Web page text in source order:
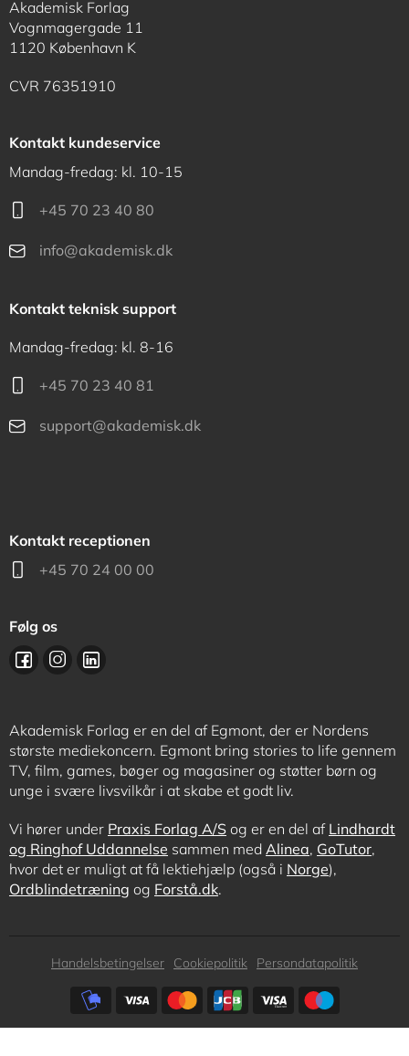
Akademisk Forlag
Vognmagergade 11
1120 København K
CVR 76351910
Kontakt kundeservice
Mandag-fredag: kl. 10-15
+45 70 23 40 80
info@akademisk.dk
Kontakt teknisk support
Mandag-fredag: kl. 8-16
+45 70 23 40 81
support@akademisk.dk
Kontakt receptionen
+45 70 24 00 00
Følg os
Akademisk Forlag er en del af Egmont, der er Nordens
største mediekoncern. Egmont bring stories to life gennem
TV, film, games, bøger og magasiner og støtter børn og
unge i svære livsvilkår i at skabe et godt liv.
Vi hører under Praxis Forlag A/S og er en del af Lindhardt
og Ringhof Uddannelse sammen med Alinea, GoTutor,
hvor det er muligt at få lektiehjælp (også i Norge),
Ordblindetræning og Forstå.dk.
Subfooter
Handelsbetingelser Cookiepolitik
Persondatapolitik
Subfooter
payment
options